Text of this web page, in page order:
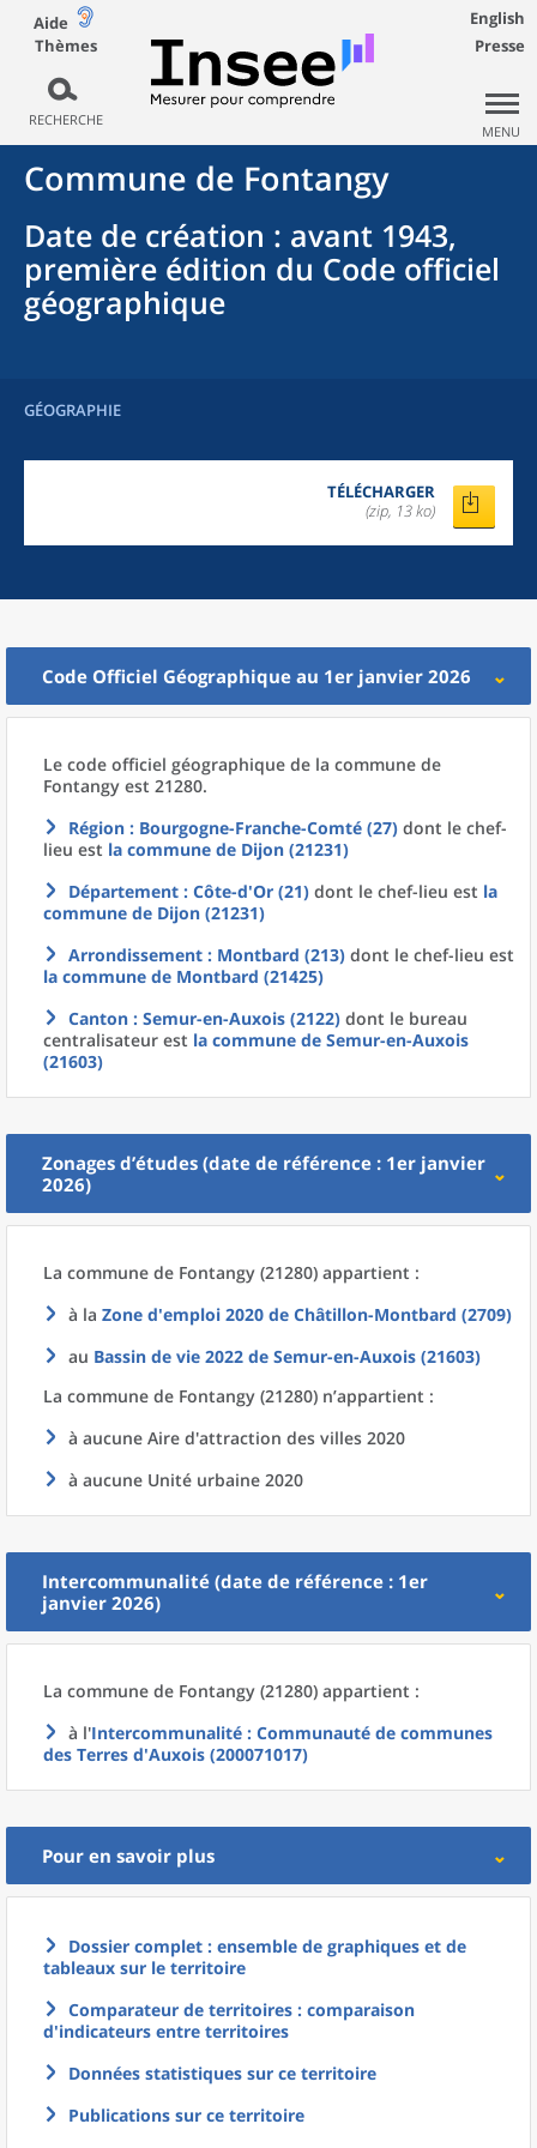
Aide
Thèmes
RECHERCHE
English
Presse
MENU
Commune de Fontangy
Date de création : avant 1943,
première édition du Code officiel
géographique
GÉOGRAPHIE
TÉLÉCHARGER
(zip, 13 ko)
Code Officiel Géographique au 1er janvier 2026
Le code officiel géographique de la commune de
Fontangy est 21280.
Région : Bourgogne-Franche-Comté (27) dont le chef-
lieu est la commune de Dijon (21231)
Département : Côte-d'Or (21) dont le chef-lieu est la
commune de Dijon (21231)
Arrondissement : Montbard (213) dont le chef-lieu est
la commune de Montbard (21425)
Canton : Semur-en-Auxois (2122) dont le bureau
centralisateur est la commune de Semur-en-Auxois
(21603)
Zonages d’études (date de référence : 1er janvier
2026)
La commune de Fontangy (21280) appartient :
à la Zone d'emploi 2020 de Châtillon-Montbard (2709)
au Bassin de vie 2022 de Semur-en-Auxois (21603)
La commune de Fontangy (21280) n’appartient :
à aucune Aire d'attraction des villes 2020
à aucune Unité urbaine 2020
Intercommunalité (date de référence : 1er
janvier 2026)
La commune de Fontangy (21280) appartient :
à l'Intercommunalité : Communauté de communes
des Terres d'Auxois (200071017)
Pour en savoir plus
Dossier complet : ensemble de graphiques et de
tableaux sur le territoire
Comparateur de territoires : comparaison
d'indicateurs entre territoires
Données statistiques sur ce territoire
Publications sur ce territoire